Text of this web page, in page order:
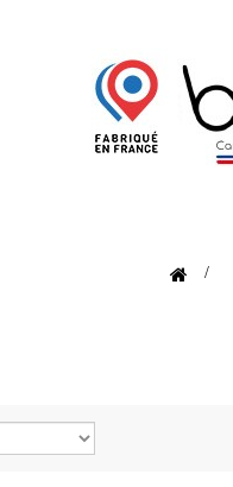
>